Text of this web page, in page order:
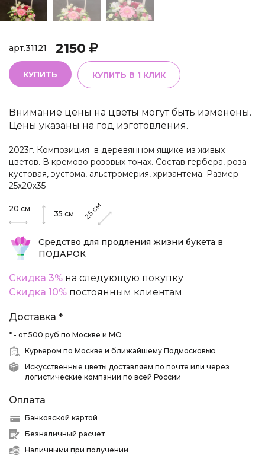
арт.31121 2150
КУПИТЬ КУПИТЬ В 1 КЛИК
Внимание цены на цветы могут быть изменены.
Цены указаны на год изготовления.
2023г. Композиция в деревянном ящике из живых
цветов. В кремово розовых тонах. Состав гербера, роза
кустовая, эустома, альстромерия, хризантема. Размер
25х20х35
20 см
35 см 25см
Средство для продления жизни букета в
ПОДАРОК
Скидка 3% на следующую покупку
Скидка 10% постоянным клиентам
Доставка *
* - от 500 руб по Москве и МО
Курьером по Москве и ближайшему Подмосковью
Искусственные цветы доставляем по почте или через
логистические компании по всей России
Оплата
Банковской картой
Безналичный расчет
Наличными при получении